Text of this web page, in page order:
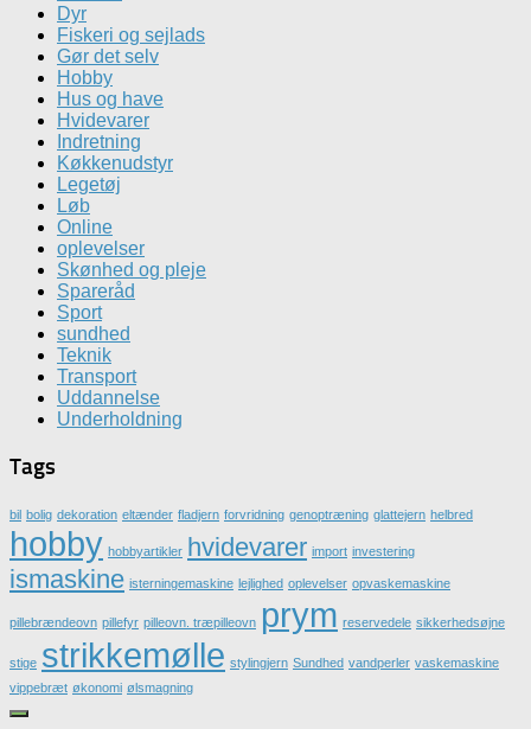
Dyr
Fiskeri og sejlads
Gør det selv
Hobby
Hus og have
Hvidevarer
Indretning
Køkkenudstyr
Legetøj
Løb
Online
oplevelser
Skønhed og pleje
Spareråd
Sport
sundhed
Teknik
Transport
Uddannelse
Underholdning
Tags
bil bolig dekoration eltænder fladjern forvridning genoptræning glattejern helbred
hobby hobbyartikler hvidevarer import investering
ismaskine isterningemaskine lejlighed oplevelser opvaskemaskine
pillebrændeovn pillefyr pilleovn. træpilleovn prym reservedele sikkerhedsøjne
stige strikkemølle stylingjern Sundhed vandperler vaskemaskine
vippebræt økonomi ølsmagning